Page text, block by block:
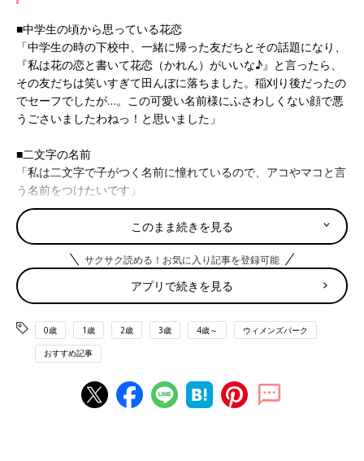
■中学生の頃から思っている花恋
「中学生の時の下校中、一緒に帰った友だちとその話題になり、
『私は花の恋と書いて花恋（かれん）がいいな♪』と言ったら、
その友だちは笑いすぎて田んぼに落ちました。稲刈り後だったの
でセーフでしたが…。この可愛い名前様にふさわしくない顔で悪
うごさいましたわねっ！と思いました」
■二文字の名前
「私は二文字で子がつく名前に憧れているので、アコやマコと言
う名前をつけたいです」
■お花の名前が素敵！
「ゆり、さくら、すみれ、とか素敵だなって思っています」
■子どもに
ようと思ったほどハイカラで素敵な名前
「瑠璃！昔からこの名前に憧れています。漫画にもなっています
マりして以来。子どもにつけたかったのですが、字数、画数の多
い姓の夫と結婚してしまった為に断念。子どもの時もかわいい
になっても瑠璃さんなんてハイカラで素敵な名前だなーと思いま
このまま続きを見る
サクサク読める！お気に入り記事を登録可能
アプリで続きを見る
0歳 1歳 2歳 3歳 4歳～ ウィメンズパーク
おすすめ記事